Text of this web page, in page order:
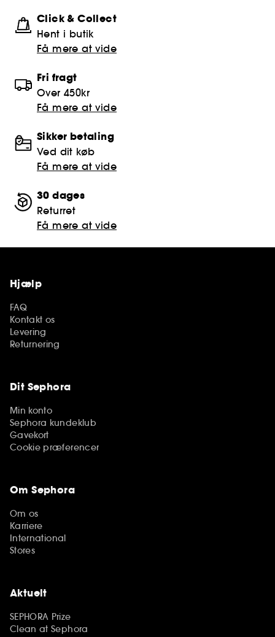
Click & Collect
Hent i butik
Få mere at vide
Fri fragt
Over 450kr
Få mere at vide
Sikker betaling
Ved dit køb
Få mere at vide
30 dages
Returret
Få mere at vide
Hjælp
FAQ
Kontakt os
Levering
Returnering
Dit Sephora
Min konto
Sephora kundeklub
Gavekort
Cookie præferencer
Om Sephora
Om os
Karriere
International
Stores
Aktuelt
SEPHORA Prize
Clean at Sephora